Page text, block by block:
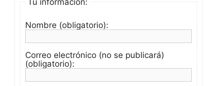
Nombre (obligatorio):
Correo electrónico (no se publicará)
(obligatorio):